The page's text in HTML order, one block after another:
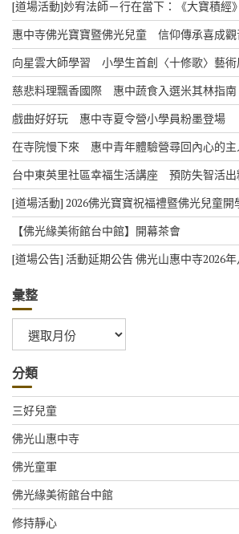
[道場活動]妙宥法師－行在當下：《大寶積經
惠中寺佛光寶寶暨佛光兒童 信仰傳承喜成觀
向星雲大師學習 小學生首創〈十修歌〉藝術
慈悲料理飄香國際 惠中蔬食入選米其林指南
戲曲好好玩 惠中寺夏令營小學員粉墨登場
在寺院慢下來 惠中青年體驗營尋回內心的主
台中東英里社區幸福生活講座 預防失智活出
[道場活動] 2026佛光寶寶祝福禮暨佛光兒童開
【佛光緣美術館台中館】開幕茶會
[道場公告] 活動延期公告 佛光山惠中寺2026
彙整
整
分類
三好兒童
佛光山惠中寺
佛光童軍
佛光緣美術館台中館
修持靜心